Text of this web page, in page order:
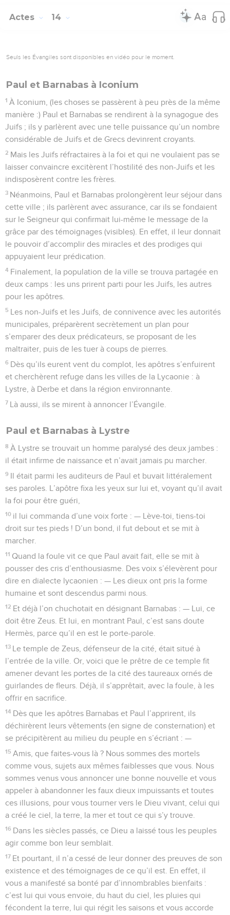
Actes 14
Seuls les Évangiles sont disponibles en vidéo pour le moment.
Paul et Barnabas à Iconium
1 À Iconium, (les choses se passèrent à peu près de la même
manière :) Paul et Barnabas se rendirent à la synagogue des
Juifs ; ils y parlèrent avec une telle puissance qu’un nombre
considérable de Juifs et de Grecs devinrent croyants.
2 Mais les Juifs réfractaires à la foi et qui ne voulaient pas se
laisser convaincre excitèrent l’hostilité des non-Juifs et les
indisposèrent contre les frères.
3 Néanmoins, Paul et Barnabas prolongèrent leur séjour dans
cette ville ; ils parlèrent avec assurance, car ils se fondaient
sur le Seigneur qui confirmait lui-même le message de la
grâce par des témoignages (visibles). En effet, il leur donnait
le pouvoir d’accomplir des miracles et des prodiges qui
appuyaient leur prédication.
4 Finalement, la population de la ville se trouva partagée en
deux camps : les uns prirent parti pour les Juifs, les autres
pour les apôtres.
5 Les non-Juifs et les Juifs, de connivence avec les autorités
municipales, préparèrent secrètement un plan pour
s’emparer des deux prédicateurs, se proposant de les
maltraiter, puis de les tuer à coups de pierres.
6 Dès qu’ils eurent vent du complot, les apôtres s’enfuirent
et cherchèrent refuge dans les villes de la Lycaonie : à
Lystre, à Derbe et dans la région environnante.
7 Là aussi, ils se mirent à annoncer l’Évangile.
Paul et Barnabas à Lystre
8 À Lystre se trouvait un homme paralysé des deux jambes :
il était infirme de naissance et n’avait jamais pu marcher.
9 Il était parmi les auditeurs de Paul et buvait littéralement
ses paroles. L’apôtre fixa les yeux sur lui et, voyant qu’il avait
la foi pour être guéri,
10 il lui commanda d’une voix forte : — Lève-toi, tiens-toi
droit sur tes pieds ! D’un bond, il fut debout et se mit à
marcher.
11 Quand la foule vit ce que Paul avait fait, elle se mit à
pousser des cris d’enthousiasme. Des voix s’élevèrent pour
dire en dialecte lycaonien : — Les dieux ont pris la forme
humaine et sont descendus parmi nous.
12 Et déjà l’on chuchotait en désignant Barnabas : — Lui, ce
doit être Zeus. Et lui, en montrant Paul, c’est sans doute
Hermès, parce qu’il en est le porte-parole.
13 Le temple de Zeus, défenseur de la cité, était situé à
l’entrée de la ville. Or, voici que le prêtre de ce temple fit
amener devant les portes de la cité des taureaux ornés de
guirlandes de fleurs. Déjà, il s’apprêtait, avec la foule, à les
offrir en sacrifice.
14 Dès que les apôtres Barnabas et Paul l’apprirent, ils
déchirèrent leurs vêtements (en signe de consternation) et
se précipitèrent au milieu du peuple en s’écriant : —
15 Amis, que faites-vous là ? Nous sommes des mortels
comme vous, sujets aux mêmes faiblesses que vous. Nous
sommes venus vous annoncer une bonne nouvelle et vous
appeler à abandonner les faux dieux impuissants et toutes
ces illusions, pour vous tourner vers le Dieu vivant, celui qui
a créé le ciel, la terre, la mer et tout ce qui s’y trouve.
16 Dans les siècles passés, ce Dieu a laissé tous les peuples
agir comme bon leur semblait.
17 Et pourtant, il n’a cessé de leur donner des preuves de son
existence et des témoignages de ce qu’il est. En effet, il
vous a manifesté sa bonté par d’innombrables bienfaits :
c’est lui qui vous envoie, du haut du ciel, les pluies qui
fécondent la terre, lui qui régit les saisons et vous accorde